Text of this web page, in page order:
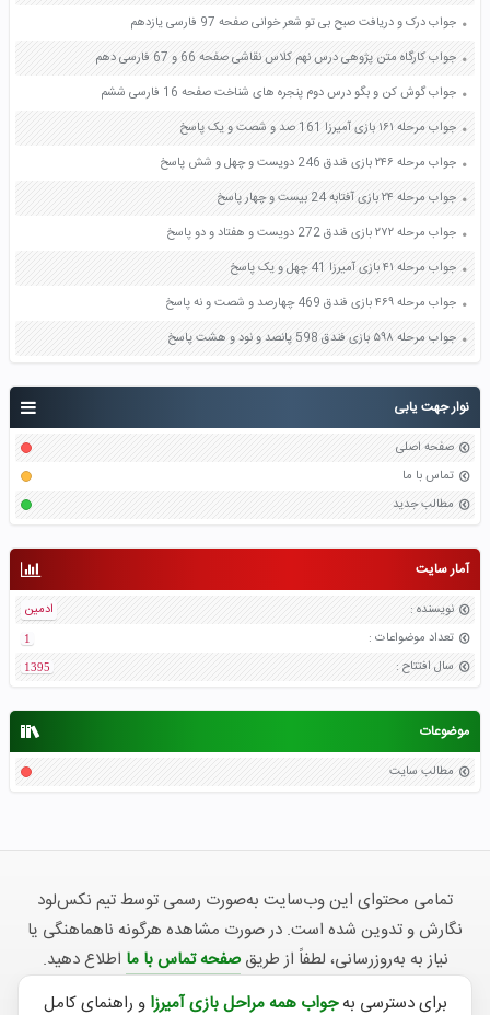
نوار جهت یابی
صفحه اصلی
تماس با ما
مطالب جدید
آمار سایت
نویسنده :
ادمین
تعداد موضواعات :
1
سال افتتاح :
1395
موضوعات
مطالب سایت
جواب درک و دریافت صبح بی تو شعر خوانی صفحه 97 فارسی یازدهم
جواب کارگاه متن پژوهی درس نهم کلاس نقاشی صفحه 66 و 67 فارسی دهم
جواب گوش کن و بگو درس دوم پنجره های شناخت صفحه 16 فارسی ششم
جواب مرحله ۱۶۱ بازی آمیرزا 161 صد و شصت و یک پاسخ
جواب مرحله ۲۴۶ بازی فندق 246 دویست و چهل و شش پاسخ
جواب مرحله ۲۴ بازی آفتابه 24 بیست و چهار پاسخ
جواب مرحله ۲۷۲ بازی فندق 272 دویست و هفتاد و دو پاسخ
جواب مرحله ۴۱ بازی آمیرزا 41 چهل و یک پاسخ
جواب مرحله ۴۶۹ بازی فندق 469 چهارصد و شصت و نه پاسخ
جواب مرحله ۵۹۸ بازی فندق 598 پانصد و نود و هشت پاسخ
تمامی محتوای این وب‌سایت به‌صورت رسمی توسط تیم نکس‌لود
نگارش و تدوین شده است. در صورت مشاهده هرگونه ناهماهنگی یا
نیاز به به‌روزرسانی، لطفاً از طریقصفحه تماس با ما اطلاع دهید.
برای دسترسی به جواب همه مراحل بازی آمیرزا و راهنمای کامل